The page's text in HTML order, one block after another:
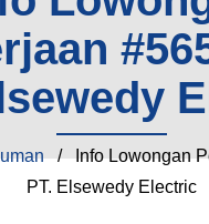
/ Info Lowongan
PT. Elsewedy Electric